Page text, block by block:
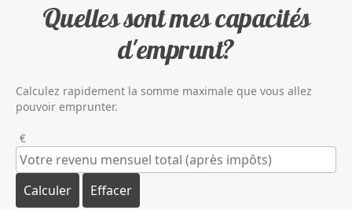
Quelles sont mes capacités
d'emprunt?
Calculez rapidement la somme maximale que vous allez
pouvoir emprunter.
€